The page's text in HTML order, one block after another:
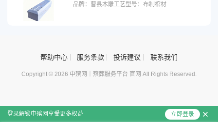
品牌：曹县木雕工艺型号：布制棺材
帮助中心 服务条款 投诉建议 联系我们
Copyright © 2026 中殡网｜殡葬服务平台 官网 All Rights Reserved.
登录解锁中殡网享受更多权益 立即登录